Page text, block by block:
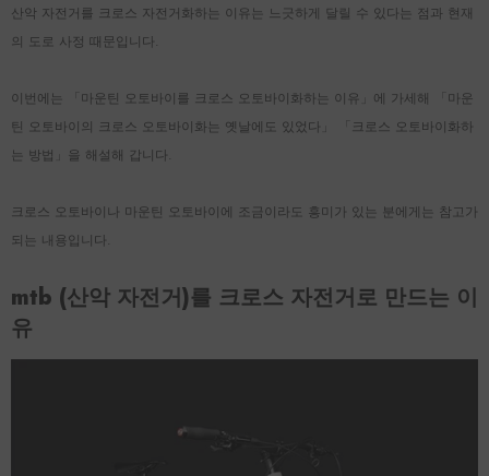
산악 자전거를 크로스 자전거화하는 이유는 느긋하게 달릴 수 있다는 점과 현재
의 도로 사정 때문입니다.
이번에는 「마운틴 오토바이를 크로스 오토바이화하는 이유」에 가세해 「마운
틴 오토바이의 크로스 오토바이화는 옛날에도 있었다」 「크로스 오토바이화하
는 방법」을 해설해 갑니다.
크로스 오토바이나 마운틴 오토바이에 조금이라도 흥미가 있는 분에게는 참고가
되는 내용입니다.
mtb (산악 자전거)를 크로스 자전거로 만드는 이
유